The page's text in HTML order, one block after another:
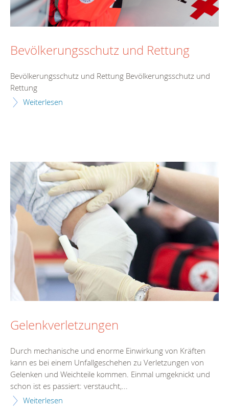
Bevölkerungsschutz und Rettung
Bevölkerungsschutz und Rettung Bevölkerungsschutz und
Rettung
Weiterlesen
Gelenkverletzungen
Durch mechanische und enorme Einwirkung von Kräften
kann es bei einem Unfallgeschehen zu Verletzungen von
Gelenken und Weichteile kommen. Einmal umgeknickt und
schon ist es passiert: verstaucht,...
Weiterlesen